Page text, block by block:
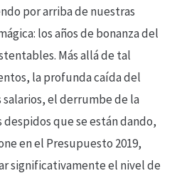
por arriba de nuestras
los años de bonanza del
Más allá de tal
la profunda caída del
el derrumbe de la
que se están dando,
en el Presupuesto 2019,
significativamente el nivel de